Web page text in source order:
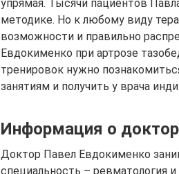
упрямая. Тысячи пациентов
методике. Но к любому виду
возможности и правильно
Евдокименко при артрозе
тренировок нужно
занятиям и получить у врача
Информация о
Доктор Павел Евдокименко
специальность – ревматология